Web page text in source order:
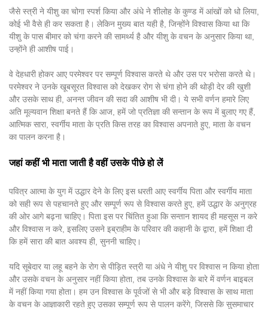
जैसे स्त्री ने यीशु का चोगा स्पर्श किया और अंधे ने शीलोह के कुण्ड में आंखों को धो लिया,
कोई भी वैसे ही कर सकता है। लेकिन मुख्य बात यही है, जिन्होंने विश्वास किया था कि
यीशु के पास बीमार को चंगा करने की सामर्थ्य है और यीशु के वचन के अनुसार किया था,
उन्होंने ही आशीष पाई।
वे देहधारी होकर आए परमेश्वर पर सम्पूर्ण विश्वास करते थे और उस पर भरोसा करते थे।
परमेश्वर ने उनके खूबसूरत विश्वास को देखकर रोग से चंगा होने की थोड़ी देर की खुशी
और उसके साथ ही, अनन्त जीवन की सदा की आशीष भी दी। ये सभी वर्णन हमारे लिए
अति मूल्यवान शिक्षा बनते हैं कि आज, हमें जो प्रतिज्ञा की सन्तान के रूप में बुलाए गए हैं,
आत्मिक सारा, स्वर्गीय माता के प्रति किस तरह का विश्वास अपनाते हुए, माता के वचन
का पालन करना है।
जहां कहीं भी माता जाती है वहीं उसके पीछे हो लें
पवित्र आत्मा के युग में उद्धार देने के लिए इस धरती आए स्वर्गीय पिता और स्वर्गीय माता
को सही रूप से पहचानते हुए और सम्पूर्ण रूप से विश्वास करते हुए, हमें उद्धार के अनुग्रह
की ओर आगे बढ़ना चाहिए। पिता इस पर चिंतित हुआ कि सन्तान शायद ही महसूस न करे
और विश्वास न करे, इसलिए उसने इब्राहीम के परिवार की कहानी के द्वारा, हमें शिक्षा दी
कि हमें सारा की बात अवश्य ही, सुननी चाहिए।
यदि सूबेदार या लहू बहने के रोग से पीड़ित स्त्री या अंधे ने यीशु पर विश्वास न किया होता
और उसके वचन के अनुसार नहीं किया होता, तब उनके विश्वास के बारे में वर्णन बाइबल
में नहीं किया गया होता। हम उन विश्वास के पूर्वजों से भी और बड़े विश्वास के साथ माता
के वचन के आज्ञाकारी रहते हुए उसका सम्पूर्ण रूप से पालन करेंगे, जिससे कि सुसमाचार